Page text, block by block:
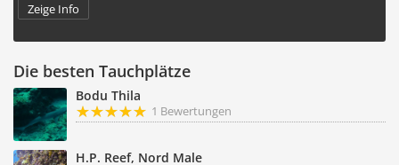
Zeige Info
Die besten Tauchplätze
Bodu Thila
1 Bewertungen
H.P. Reef, Nord Male